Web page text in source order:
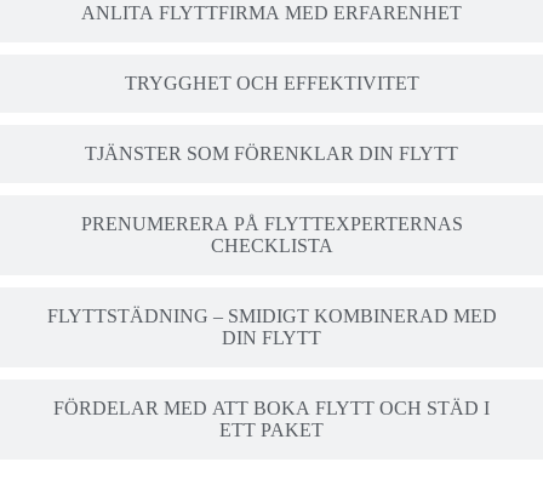
ANLITA FLYTTFIRMA MED ERFARENHET
TRYGGHET OCH EFFEKTIVITET
TJÄNSTER SOM FÖRENKLAR DIN FLYTT
PRENUMERERA PÅ FLYTTEXPERTERNAS
CHECKLISTA
FLYTTSTÄDNING – SMIDIGT KOMBINERAD MED
DIN FLYTT
FÖRDELAR MED ATT BOKA FLYTT OCH STÄD I
ETT PAKET